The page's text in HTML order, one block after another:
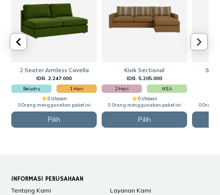
2 Seater Armless Cavella
IDR. 2.247.000
Beludru
1 Hari
0 Ulasan
0 Orang menggunakan paket ini
Pilih
Kivik Sectional
IDR. 5.205.000
2 Hari
IKEA
0 Ulasan
5 Orang menggunakan paket ini
Pilih
0 Orang
INFORMASI PERUSAHAAN
Tentang Kami
Layanan Kami